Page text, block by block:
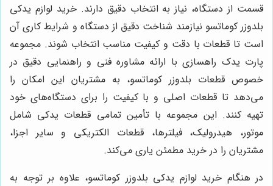
قسمت از دستگاه، نیاز به انتخاب دقیق دارند. خرید لوازم یدکی
بلدوزر کوماتسو نیازمند شناخت دقیق از دستگاه و شرایط کاری آن
است تا قطعات با دقت و کیفیت مناسب انتخاب شوند. مجموعه
پارت یدک راهسازی با ارائه مشاوره فنی و راهنمایی دقیق در
خصوص قطعات بلدوزر کوماتسو، به مشتریان این امکان را
می‌دهد تا قطعات اصلی و با کیفیت را برای دستگاه‌های خود
تهیه کنند. این مجموعه با تأمین تمامی قطعات یدکی شامل
موتور، هیدرولیک، فیلترها، قطعات الکتریکی و سایر اجزا،
مشتریان را در خرید مطمئن یاری می‌کند.
در هنگام خرید لوازم یدکی بلدوزر کوماتسو، علاوه بر توجه به